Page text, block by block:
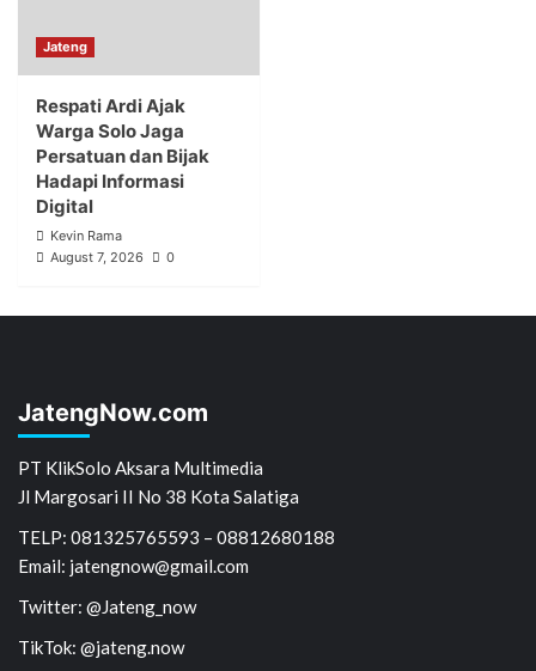
Jateng
Respati Ardi Ajak
Warga Solo Jaga
Persatuan dan Bijak
Hadapi Informasi
Digital
Kevin Rama
August 7, 2026
0
JatengNow.com
PT KlikSolo Aksara Multimedia
Jl Margosari II No 38 Kota Salatiga
TELP: 081325765593 – 08812680188
Email: jatengnow@gmail.com
Twitter: @Jateng_now
TikTok: @jateng.now